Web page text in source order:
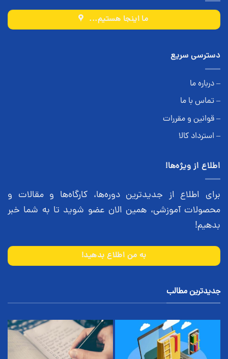
ما اینجا هستیم...
دسترسی سریع
– درباره ما
– تماس با ما
– قوانین و مقررات
– استرداد کالا
اطلاع از ویژه‌ها!
برای اطلاع از جدیدترین دوره‌ها، کارگاه‌ها و مقالات و
محصولات آموزشی، همین الان عضو شوید تا به شما خبر
بدهیم!
به من اطلاع بدهید!
جدیدترین مطالب